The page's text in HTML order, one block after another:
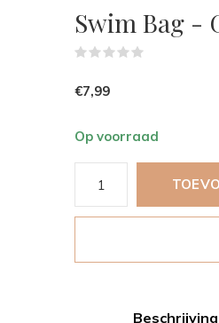
Swim Bag -
€7,99
Op voorraad
Beschrijving